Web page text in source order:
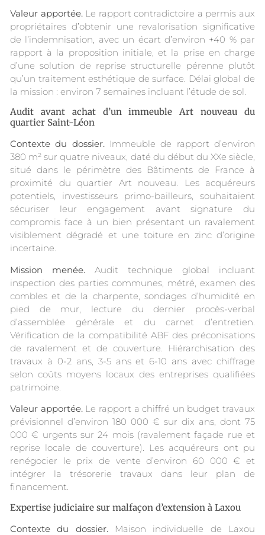
Valeur apportée.Le rapport contradictoire a permis aux
propriétaires d’obtenir une revalorisation significative
de l’indemnisation, avec un écart d’environ +40 % par
rapport à la proposition initiale, et la prise en charge
d’une solution de reprise structurelle pérenne plutôt
qu’un traitement esthétique de surface. Délai global de
la mission : environ 7 semaines incluant l’étude de sol.
Audit avant achat d’un immeuble Art nouveau du
quartier Saint-Léon
Contexte du dossier.Immeuble de rapport d’environ
380 m² sur quatre niveaux, daté du début du XXe siècle,
situé dans le périmètre des Bâtiments de France à
proximité du quartier Art nouveau. Les acquéreurs
potentiels, investisseurs primo-bailleurs, souhaitaient
sécuriser leur engagement avant signature du
compromis face à un bien présentant un ravalement
visiblement dégradé et une toiture en zinc d’origine
incertaine.
Mission menée. Audit technique global incluant
inspection des parties communes, métré, examen des
combles et de la charpente, sondages d’humidité en
pied de mur, lecture du dernier procès-verbal
d’assemblée générale et du carnet d’entretien.
Vérification de la compatibilité ABF des préconisations
de ravalement et de couverture. Hiérarchisation des
travaux à 0-2 ans, 3-5 ans et 6-10 ans avec chiffrage
selon coûts moyens locaux des entreprises qualifiées
patrimoine.
Valeur apportée.Le rapport a chiffré un budget travaux
prévisionnel d’environ 180 000 € sur dix ans, dont 75
000 € urgents sur 24 mois (ravalement façade rue et
reprise locale de couverture). Les acquéreurs ont pu
renégocier le prix de vente d’environ 60 000 € et
intégrer la trésorerie travaux dans leur plan de
financement.
Expertise judiciaire sur malfaçon d’extension à Laxou
Contexte du dossier. Maison individuelle de Laxou